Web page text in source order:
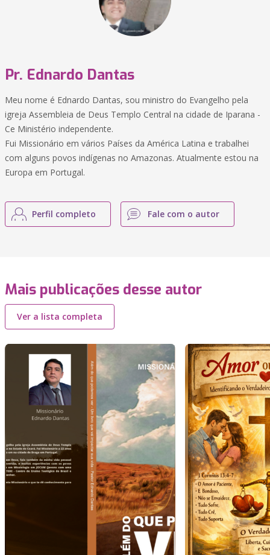
Pr. Ednardo Dantas
Meu nome é Ednardo Dantas, sou ministro do Evangelho pela
igreja Assembleia de Deus Templo Central na cidade de Iparana -
Ce Ministério independente.
Fui Missionário em vários Países da América Latina e trabalhei
com alguns povos indígenas no Amazonas. Atualmente estou na
Europa em Portugal.
Perfil completo Fale com o autor
Mais publicações desse autor
Ver a lista completa